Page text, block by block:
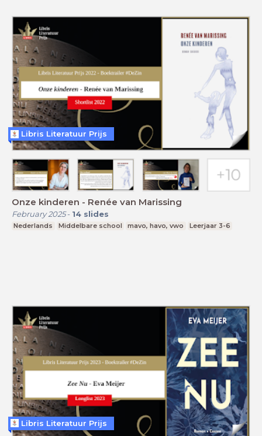
Onze kinderen - Renée van Marissing
February 2025- 14 slides
Nederlands Middelbare school mavo, havo, vwo Leerjaar 3-6
Libris Literatuur Prijs
Libris Literatuur Prijs